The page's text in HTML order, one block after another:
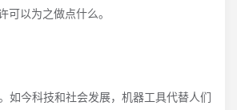
可以为之做点什么。
如今科技和社会发展，机器工具代替人们